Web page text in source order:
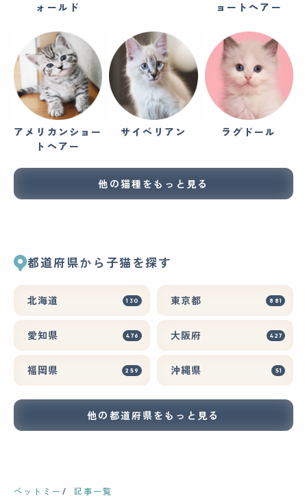
ォールド
ョートヘアー
アメリカンショー
トヘアー
サイベリアン ラグドール
他の猫種をもっと見る
都道府県から子猫を探す
北海道 130 東京都 881
愛知県 476 大阪府 427
福岡県 259 沖縄県 51
他の都道府県をもっと見る
ペットミー
記事一覧